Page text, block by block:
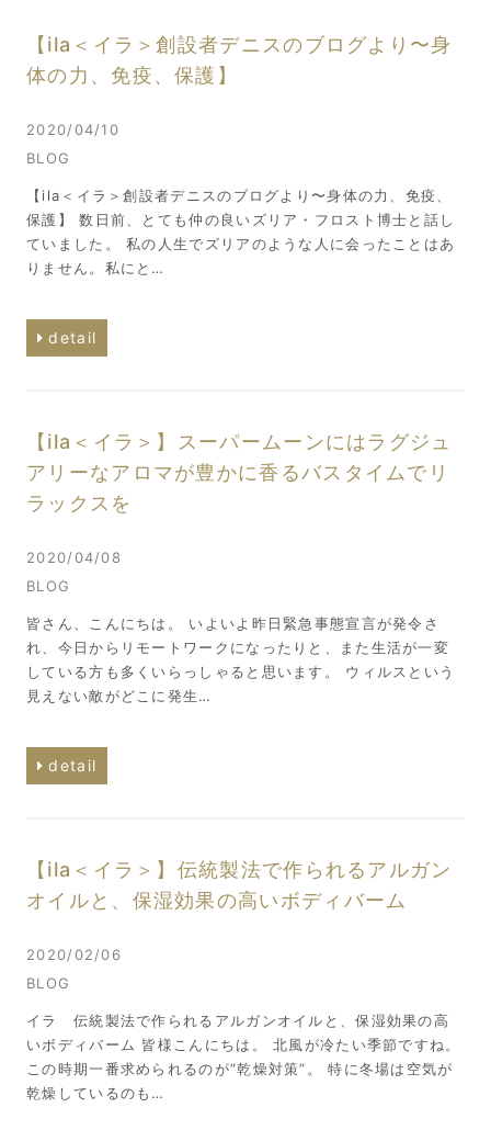
【ila＜イラ＞創設者デニスのブログより〜身
体の力、免疫、保護】
2020/04/10
BLOG
【ila＜イラ＞創設者デニスのブログより〜身体の力、免疫、
保護】 数日前、とても仲の良いズリア・フロスト博士と話し
ていました。 私の人生でズリアのような人に会ったことはあ
りません。私にと…
detail
【ila＜イラ＞】スーパームーンにはラグジュ
アリーなアロマが豊かに香るバスタイムでリ
ラックスを
2020/04/08
BLOG
皆さん、こんにちは。 いよいよ昨日緊急事態宣言が発令さ
れ、今日からリモートワークになったりと、また生活が一変
している方も多くいらっしゃると思います。 ウィルスという
見えない敵がどこに発生…
detail
【ila＜イラ＞】伝統製法で作られるアルガン
オイルと、保湿効果の高いボディバーム
2020/02/06
BLOG
イラ 伝統製法で作られるアルガンオイルと、保湿効果の高
いボディバーム 皆様こんにちは。 北風が冷たい季節ですね。
この時期一番求められるのが“乾燥対策”。 特に冬場は空気が
乾燥しているのも…